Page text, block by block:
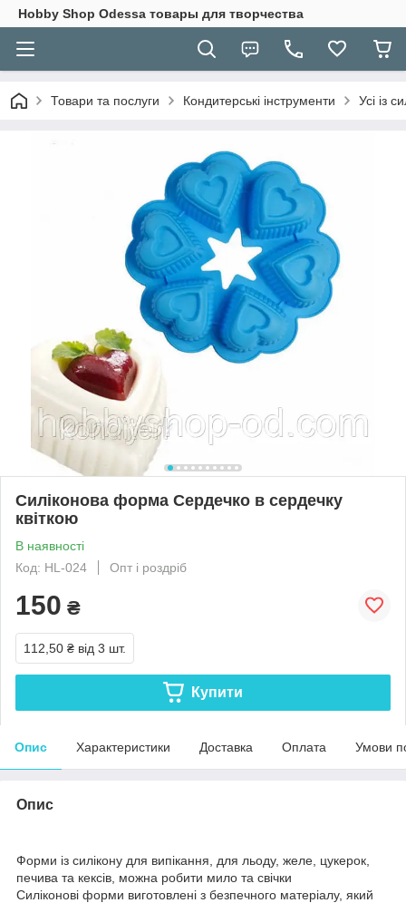
Hobbу Shop Odessa товары для творчества
Товари та послуги Кондитерські інструменти Усі із
Силіконова форма Сердечко в сердечку
квіткою
В наявності
Код: HL-024
Опт і роздріб
150 ₴
112,50 ₴ від 3 шт.
Купити
Опис Характеристики Доставка Оплата Умови
Опис
Форми із силікону для випікання, для льоду, желе, цукерок,
печива та кексів, можна робити мило та свічки
Силіконові форми виготовлені з безпечного матеріалу, який